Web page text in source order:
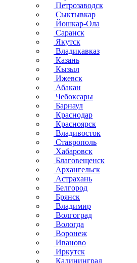
Петрозаводск
Сыктывкар
Йошкар-Ола
Саранск
Якутск
Владикавказ
Казань
Кызыл
Ижевск
Абакан
Чебоксары
Барнаул
Краснодар
Красноярск
Владивосток
Ставрополь
Хабаровск
Благовещенск
Архангельск
Астрахань
Белгород
Брянск
Владимир
Волгоград
Вологда
Воронеж
Иваново
Иркутск
Калининград